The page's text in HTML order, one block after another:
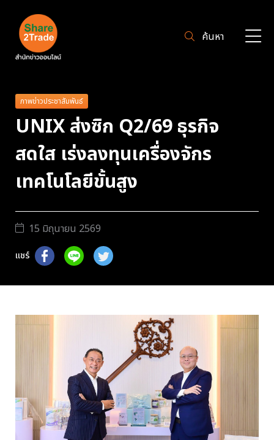
ค้นหา
ภาพข่าวประชาสัมพันธ์
UNIX ส่งซิก Q2/69 ธุรกิจ
สดใส เร่งลงทุนเครื่องจักร
เทคโนโลยีขั้นสูง
15 มิถุนายน 2569
แชร์